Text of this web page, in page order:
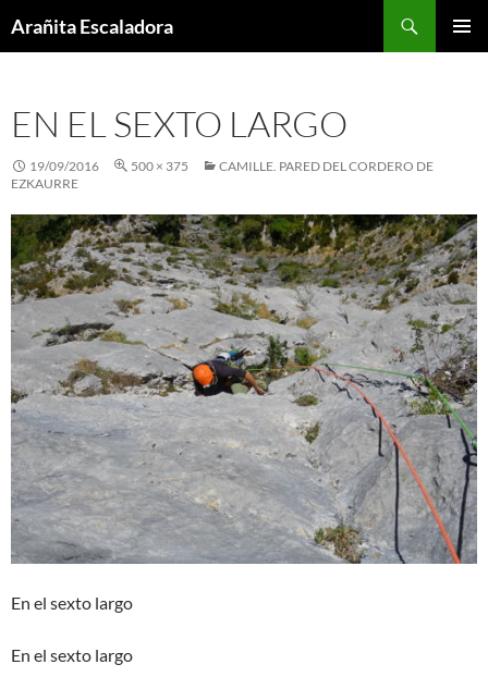
toArañita Escaladora
EN EL SEXTO LARGO
19/09/2016 500 × 375
CAMILLE. PARED DEL CORDERO DE
EZKAURRE
En el sexto largo
En el sexto largo